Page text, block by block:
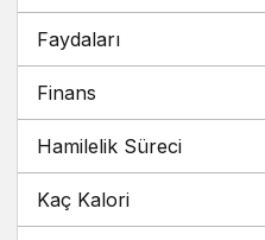
Faydaları
Finans
Hamilelik Süreci
Kaç Kalori